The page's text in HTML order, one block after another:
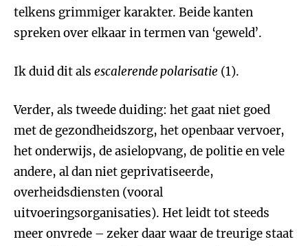
telkens grimmiger karakter. Beide kanten
spreken over elkaar in termen van ‘geweld’.
Ik duid dit als escalerende polarisatie (1).
Verder, als tweede duiding: het gaat niet goed
met de gezondheidszorg, het openbaar vervoer,
het onderwijs, de asielopvang, de politie en vele
andere, al dan niet geprivatiseerde,
overheidsdiensten (vooral
uitvoeringsorganisaties). Het leidt tot steeds
meer onvrede – zeker daar waar de treurige staat